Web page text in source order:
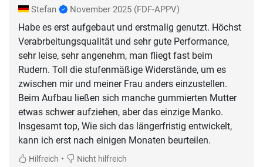
Stefan November 2025 (FDF-APPV)
Habe es erst aufgebaut und erstmalig genutzt. Höchst
Verabrbeitungsqualität und sehr gute Performance,
sehr leise, sehr angenehm, man fliegt fast beim
Rudern. Toll die stufenmäßige Widerstände, um es
zwischen mir und meiner Frau anders einzustellen.
Beim Aufbau ließen sich manche gummierten Mutter
etwas schwer aufziehen, aber das einzige Manko.
Insgesamt top, Wie sich das längerfristig entwickelt,
kann ich erst nach einigen Monaten beurteilen.
Hilfreich • Nicht hilfreich